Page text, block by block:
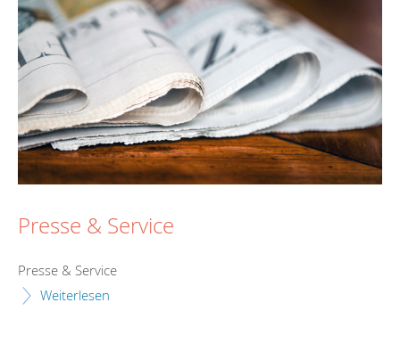
Presse & Service
Presse & Service
Weiterlesen